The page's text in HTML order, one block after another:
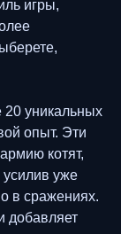
игры,
20 уникальных
опыт. Эти
котят,
уже
в сражениях.
добавляет